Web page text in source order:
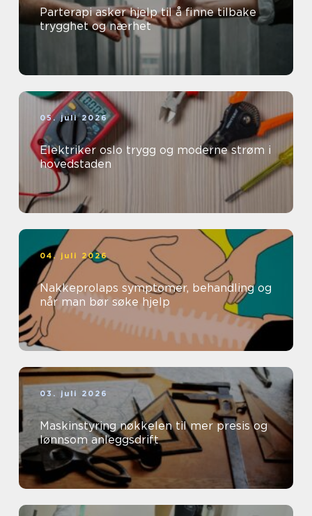
Parterapi asker hjelp til å finne tilbake
trygghet og nærhet
05. juli 2026
Elektriker oslo trygg og moderne strøm i
hovedstaden
04. juli 2026
Nakkeprolaps symptomer, behandling og
når man bør søke hjelp
03. juli 2026
Maskinstyring nøkkelen til mer presis og
lønnsom anleggsdrift